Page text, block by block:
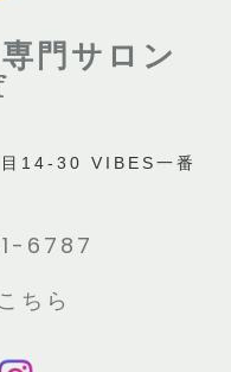
門サロン
目14-30 VIBES一番
6787
ちら